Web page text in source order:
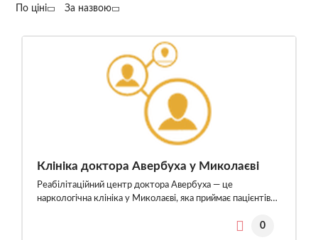
По ціні За назвою
Клініка доктора Авербуха у Миколаєві
Реабілітаційний центр доктора Авербуха — це
наркологічна клініка у Миколаєві, яка приймає пацієнтів…
0